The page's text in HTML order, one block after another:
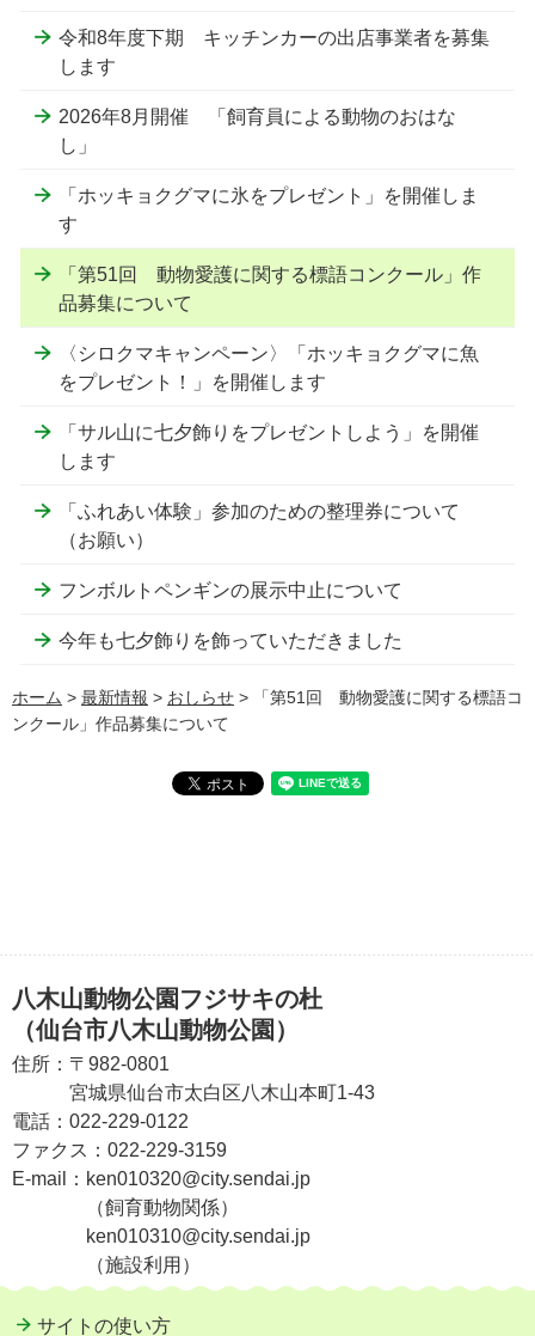
令和8年度下期 キッチンカーの出店事業者を募集
します
2026年8月開催 「飼育員による動物のおはな
し」
「ホッキョクグマに氷をプレゼント」を開催しま
す
「第51回 動物愛護に関する標語コンクール」作
品募集について
〈シロクマキャンペーン〉「ホッキョクグマに魚
をプレゼント！」を開催します
「サル山に七夕飾りをプレゼントしよう」を開催
します
「ふれあい体験」参加のための整理券について
（お願い）
フンボルトペンギンの展示中止について
今年も七夕飾りを飾っていただきました
ホーム > 最新情報 > おしらせ > 「第51回 動物愛護に関する標語コ
ンクール」作品募集について
八木山動物公園フジサキの杜
（仙台市八木山動物公園）
住所： 〒982-0801
宮城県仙台市太白区八木山本町1-43
電話： 022-229-0122
ファクス： 022-229-3159
E-mail： ken010320@city.sendai.jp
（飼育動物関係）
ken010310@city.sendai.jp
（施設利用）
サイトの使い方